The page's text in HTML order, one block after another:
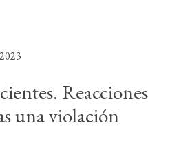
Reacciones
una violación